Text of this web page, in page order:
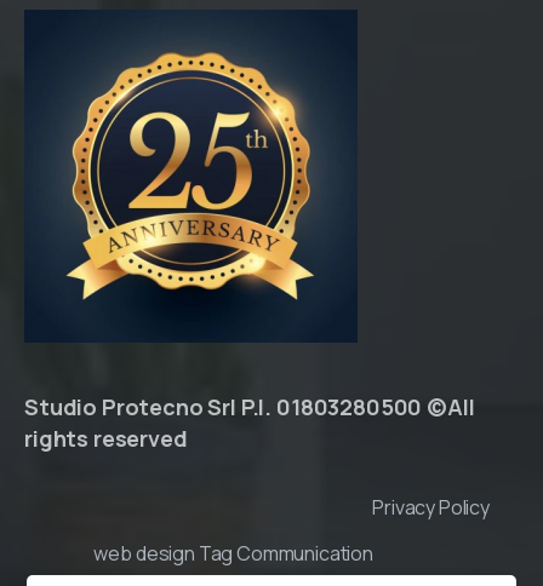
Studio Protecno Srl P.I. 01803280500 ©All
rights reserved
Privacy Policy
web design Tag Communication